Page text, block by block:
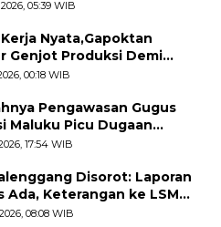
Kematian
05:39 WIB
Nyata,Gapoktan
Genjot Produksi Demi
Pangan
00:18 WIB
Pengawasan Gugus
Maluku Picu Dugaan
Nelayan Bale-Bale di
17:54 WIB
Disorot: Laporan
Ada, Keterangan ke LSM
08:08 WIB